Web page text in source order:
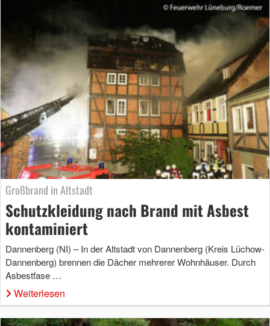
Großbrand in Altstadt
Schutzkleidung nach Brand mit Asbest
kontaminiert
Dannenberg (NI) – In der Altstadt von Dannenberg (Kreis Lüchow-
Dannenberg) brennen die Dächer mehrerer Wohnhäuser. Durch
Asbestfase …
Weiterlesen